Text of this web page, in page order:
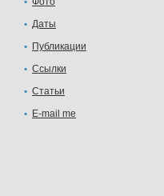
Даты
Публикации
Ссылки
Статьи
E-mail me